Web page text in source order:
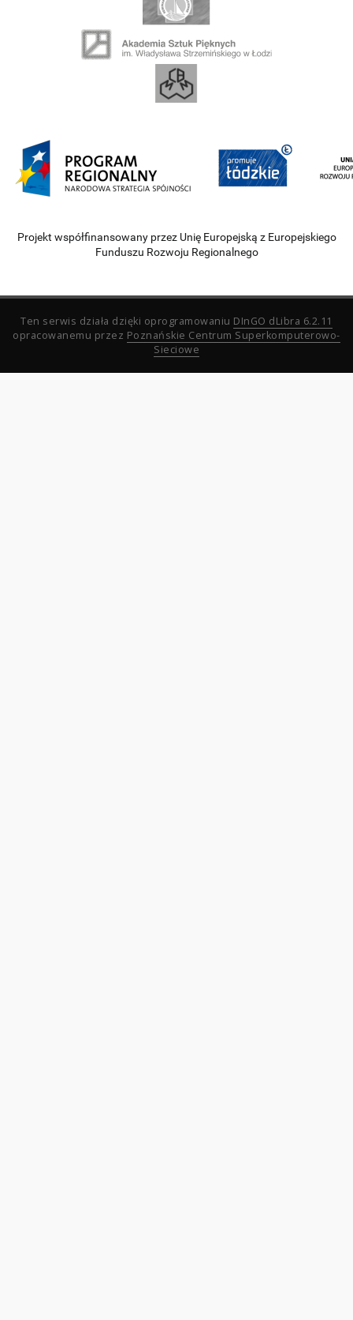
Projekt współfinansowany przez Unię Europejską z Europejskiego
Funduszu Rozwoju Regionalnego
Ten serwis działa dzięki oprogramowaniu DInGO dLibra 6.2.11
opracowanemu przez Poznańskie Centrum Superkomputerowo-
Sieciowe